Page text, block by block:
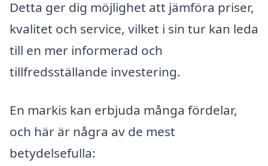
Detta ger dig möjlighet att jämföra priser,
kvalitet och service, vilket i sin tur kan leda
till en mer informerad och
tillfredsställande investering.
En markis kan erbjuda många fördelar,
och här är några av de mest
betydelsefulla: